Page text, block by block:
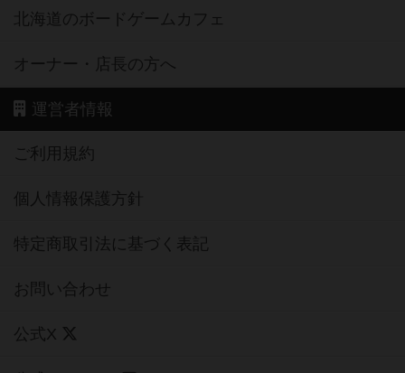
北海道のボードゲームカフェ
オーナー・店長の方へ
運営者情報
ご利用規約
個人情報保護方針
特定商取引法に基づく表記
お問い合わせ
公式X